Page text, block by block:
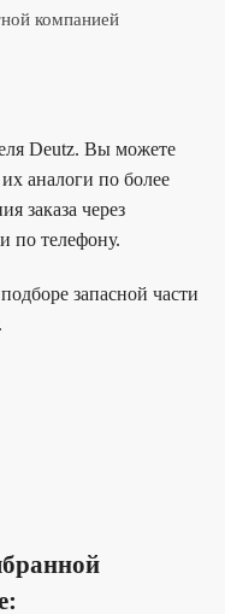
компанией
Deutz. Вы можете
аналоги по более
заказа через
по телефону.
запасной части